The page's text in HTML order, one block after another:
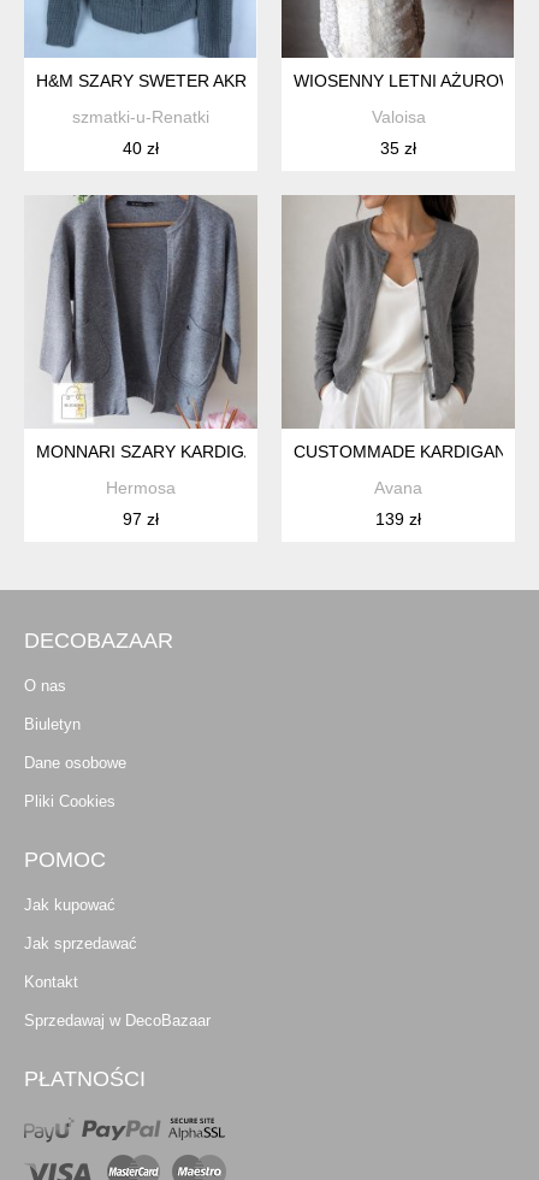
H&M SZARY SWETER AKRYL WEŁNA 14 / 40
szmatki-u-Renatki
40 zł
WIOSENNY LETNI AŻUROWY
Valoisa
35 zł
MONNARI SZARY KARDIGAN BOMBERKA
Hermosa
97 zł
CUSTOMMADE KARDIGAN Z
Avana
139 zł
DECOBAZAAR
O nas
Biuletyn
Dane osobowe
Pliki Cookies
POMOC
Jak kupować
Jak sprzedawać
Kontakt
Sprzedawaj w DecoBazaar
PŁATNOŚCI